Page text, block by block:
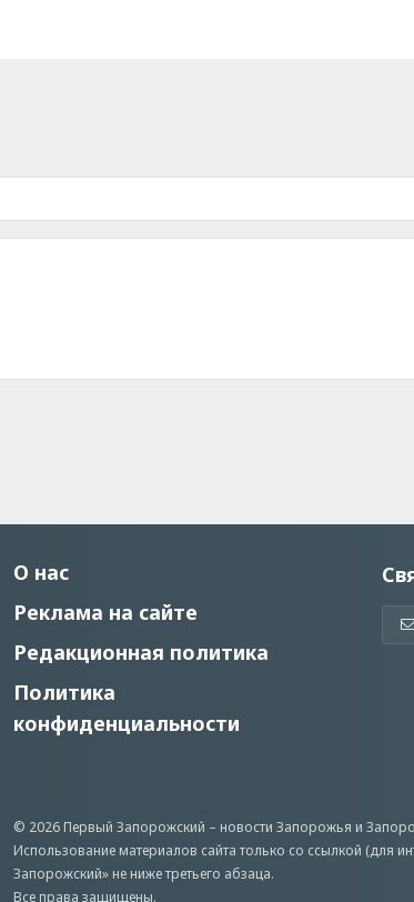
О нас
Реклама на сайте
Редакционная политика
Политика
конфиденциальности
© 2026 Первый Запорожский – новости Запорожья и
Использование материалов сайта только со ссылкой (для
Запорожский» не ниже третьего абзаца.
Все права защищены.